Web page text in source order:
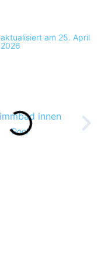
aktualisiert am 25. April
2026
Pool